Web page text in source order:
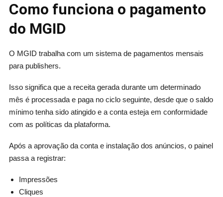
Como funciona o pagamento
do MGID
O MGID trabalha com um sistema de pagamentos mensais
para publishers.
Isso significa que a receita gerada durante um determinado
mês é processada e paga no ciclo seguinte, desde que o saldo
mínimo tenha sido atingido e a conta esteja em conformidade
com as políticas da plataforma.
Após a aprovação da conta e instalação dos anúncios, o painel
passa a registrar:
Impressões
Cliques